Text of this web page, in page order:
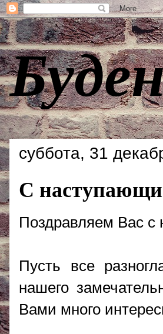
суббота, 31
С
Поздравляем Вас
Пусть все
нашего
Вами много